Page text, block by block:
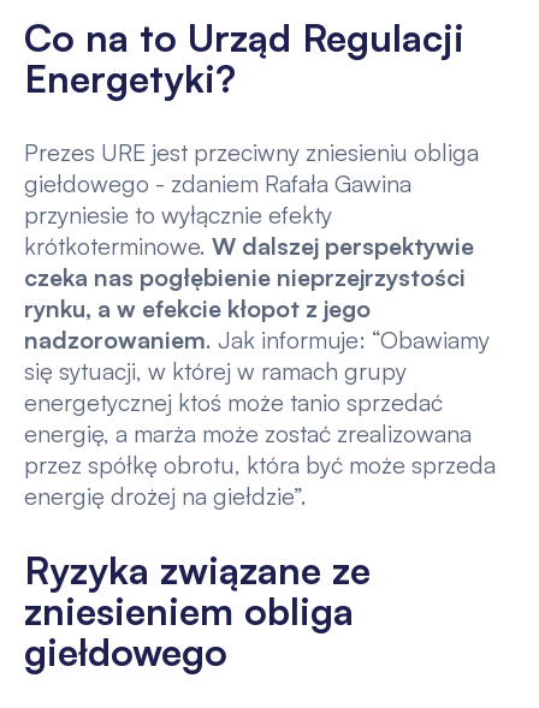
Co na to Urząd Regulacji
Energetyki?
Prezes URE jest przeciwny zniesieniu obliga
giełdowego - zdaniem Rafała Gawina
przyniesie to wyłącznie efekty
krótkoterminowe. W dalszej perspektywie
czeka nas pogłębienie nieprzejrzystości
rynku, a w efekcie kłopot z jego
nadzorowaniem. Jak informuje: “Obawiamy
się sytuacji, w której w ramach grupy
energetycznej ktoś może tanio sprzedać
energię, a marża może zostać zrealizowana
przez spółkę obrotu, która być może sprzeda
energię drożej na giełdzie”.
Ryzyka związane ze
zniesieniem obliga
giełdowego